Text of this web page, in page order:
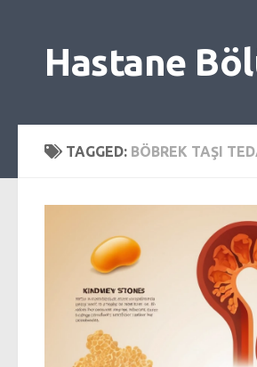
Hastane
TAGGED: BÖBREK TAŞI